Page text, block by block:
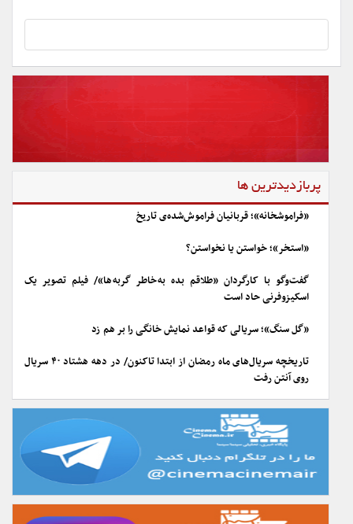
پربازدیدترین ها
«فراموشخانه»؛ قربانیان فراموش‌شده‌ی تاریخ
«استخر»؛ خواستن یا نخواستن؟
گفت‌وگو با کارگردان «طلاقم بده به خاطر گربه ها»/ فیلم تصویر یک
اسکیزوفرنی حاد است
«گل سنگ»؛ سریالی که قواعد نمایش خانگی را بر هم زد
تاریخچه سریال‌های ماه رمضان از ابتدا تاکنون/ در دهه هشتاد ۴۰ سریال
روی آنتن رفت